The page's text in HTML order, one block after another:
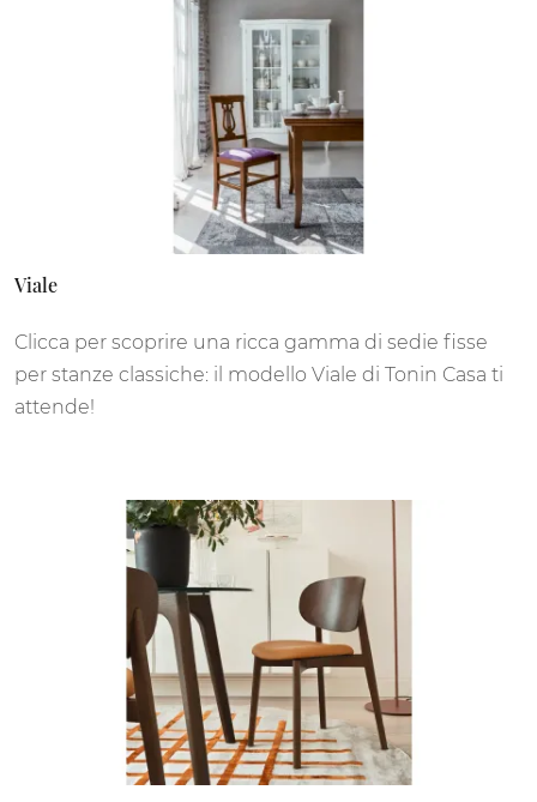
Viale
Clicca per scoprire una ricca gamma di sedie fisse
per stanze classiche: il modello Viale di Tonin Casa ti
attende!